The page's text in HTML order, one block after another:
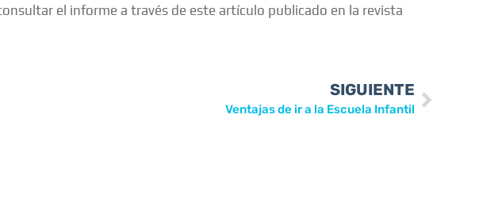
el informe a través de este artículo publicado en la revista
SIGUIENTE
Ventajas de ir a la Escuela Infantil